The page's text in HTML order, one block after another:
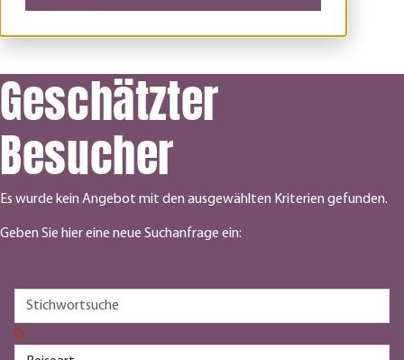
Geschätzter
Besucher
Es wurde kein Angebot mit den ausgewählten Kriterien gefunden.
Geben Sie hier eine neue Suchanfrage ein: